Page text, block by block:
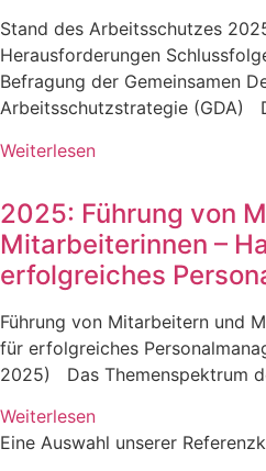
Stand des Arbeitsschutzes
Herausforderungen
Befragung der Gemeinsamen
Arbeitsschutzstrategie (GDA)
Weiterlesen
2025: Führung von
Mitarbeiterinnen –
erfolgreiches
Führung von Mitarbeitern und
für erfolgreiches
2025) Das Themenspektrum
Weiterlesen
Eine Auswahl unserer